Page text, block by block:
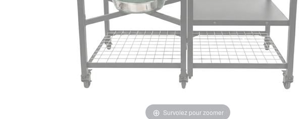
Survolez pour zoomer